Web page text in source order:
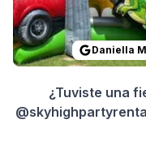
Daniella
¿Tuviste una